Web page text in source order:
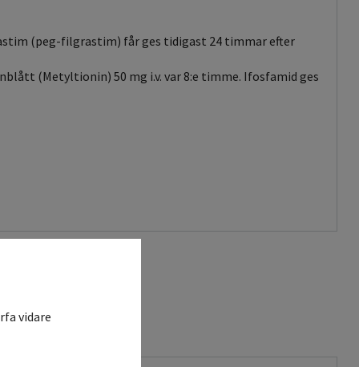
(peg-filgrastim) får ges tidigast 24 timmar efter
(Metyltionin) 50 mg i.v. var 8:e timme. Ifosfamid ges
vidare